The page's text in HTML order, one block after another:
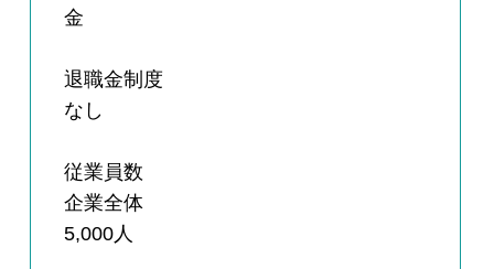
金
退職金制度
なし
従業員数
企業全体
5,000人